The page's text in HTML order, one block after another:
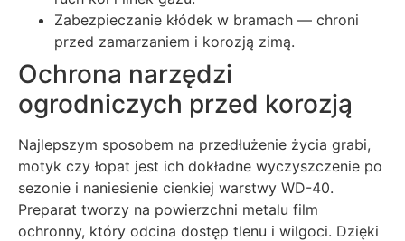
Zabezpieczanie kłódek w bramach — chroni
przed zamarzaniem i korozją zimą.
Ochrona narzędzi
ogrodniczych przed korozją
Najlepszym sposobem na przedłużenie życia grabi,
motyk czy łopat jest ich dokładne wyczyszczenie po
sezonie i naniesienie cienkiej warstwy WD-40.
Preparat tworzy na powierzchni metalu film
ochronny, który odcina dostęp tlenu i wilgoci. Dzięki